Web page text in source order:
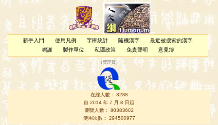
新手入門 使用凡例 字庫統計 隨機漢字
最近被搜索的漢字
鳴謝
製作單位 私隱政策 免責聲明 意見簿
（管理員 ）
在線人數： 3288
自 2014 年 7 月 8 日起
瀏覽人數： 80383602
使用次數： 294500977